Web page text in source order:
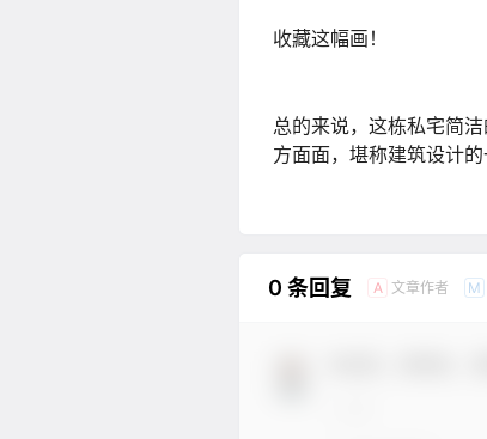
收藏这幅画！
总的来说，这栋私宅简
方面面，堪称建筑设计的
0 条回复 A 文章作者 M